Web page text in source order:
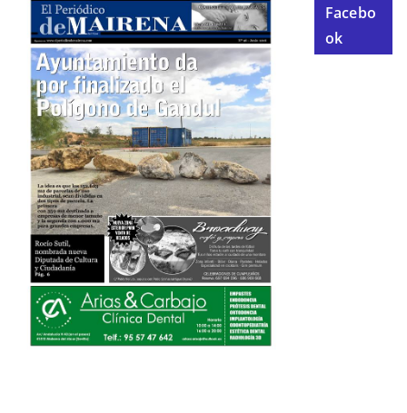
Facebo
ok